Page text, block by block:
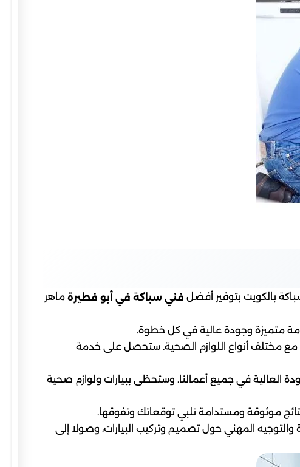
بالكويت بتوفير أفضل فني سباكة في أبو فطيرة ماهر
متميزة وجودة عالية في كل خطوة.
مع مختلف أنواع اللوازم الصحية. ستحصل على خدمة
العالية في جميع أعمالنا. وستحظى ببيارات ولوازم صحية
موثوقة ومستدامة تلبي توقعاتك وتفوقها.
المهني حول تصميم وتركيب البيارات، وصولاً إلى